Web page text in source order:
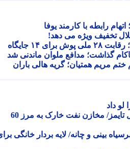
رابطه با کارمند یوفا
تخفیف ویژه می دهد!
جایگاه
گذاشت؛ مدافع ملوان ماندنی شد
مریم همتیان؛ گریه هالی باران
هشدار تکان دهنده فایننشال تایمز/ مخازن نفت خارک به مرز 60
و چانه/ لایه بردار خانگی برای